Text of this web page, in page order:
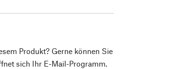
Produkt? Gerne können Sie
sich Ihr E-Mail-Programm.